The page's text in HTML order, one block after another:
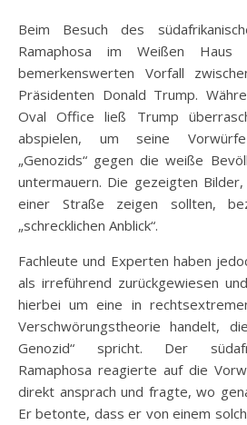
Beim Besuch des südafrikanischen Präsidenten Cyril
Ramaphosa im Weißen
bemerkenswerten Vorfall
Präsidenten Donald Trump.
Oval Office ließ Trump
abspielen, um seine
„Genozids“ gegen die weiße
untermauern. Die gezeigten
einer Straße zeigen sollten,
„schrecklichen Anblick“.
Fachleute und Experten haben
als irreführend zurückgewiesen
hierbei um eine in
Verschwörungstheorie handelt,
Genozid“ spricht. Der
Ramaphosa reagierte auf die
direkt ansprach und fragte, wo
Er betonte, dass er von einem